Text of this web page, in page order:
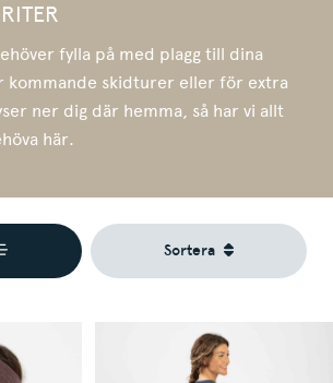
fylla på med plagg till dina
kommande skidturer eller för extra
ner dig där hemma, så har vi allt
här.
Sortera